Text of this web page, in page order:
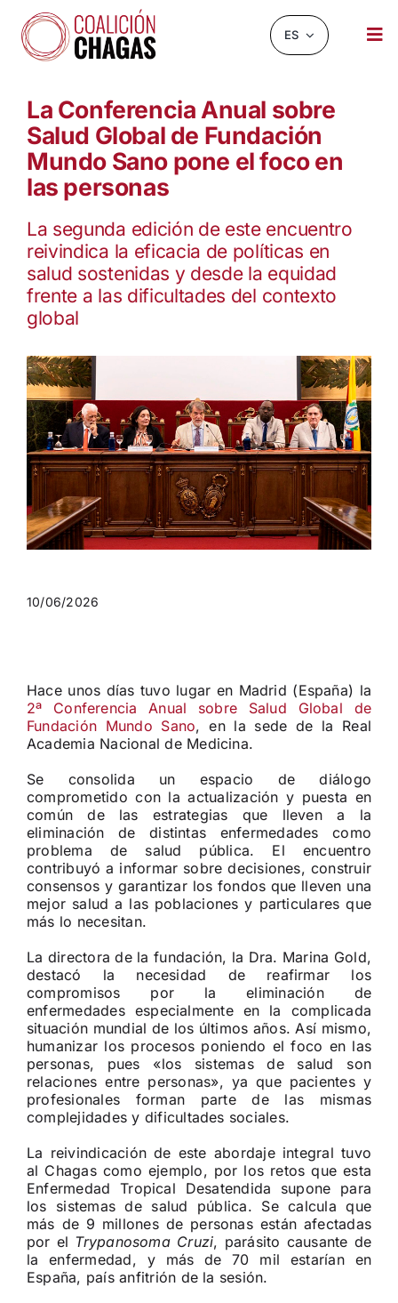
contenido
ES
SOBRE NOSOTROS
INFOCHAGAS
CHAGASCHAT
OBSERVATORIO
BUSCAR:
La Conferencia Anual sobre
Salud Global de Fundación
Mundo Sano pone el foco en
las personas
La segunda edición de este encuentro
reivindica la eficacia de políticas en
salud sostenidas y desde la equidad
frente a las dificultades del contexto
global
10/06/2026
Hace unos días tuvo lugar en Madrid (España) la
2ª Conferencia Anual sobre Salud Global de
Fundación Mundo Sano, en la sede de la Real
Academia Nacional de Medicina.
Se consolida un espacio de diálogo
comprometido con la actualización y puesta en
común de las estrategias que lleven a la
eliminación de distintas enfermedades como
problema de salud pública. El encuentro
contribuyó a informar sobre decisiones, construir
consensos y garantizar los fondos que lleven una
mejor salud a las poblaciones y particulares que
más lo necesitan.
La directora de la fundación, la Dra. Marina Gold,
destacó la necesidad de reafirmar los
compromisos por la eliminación de
enfermedades especialmente en la complicada
situación mundial de los últimos años. Así mismo,
humanizar los procesos poniendo el foco en las
personas, pues «los sistemas de salud son
relaciones entre personas», ya que pacientes y
profesionales forman parte de las mismas
complejidades y dificultades sociales.
La reivindicación de este abordaje integral tuvo
al Chagas como ejemplo, por los retos que esta
Enfermedad Tropical Desatendida supone para
los sistemas de salud pública. Se calcula que
más de 9 millones de personas están afectadas
por el Trypanosoma Cruzi, parásito causante de
la enfermedad, y más de 70 mil estarían en
España, país anfitrión de la sesión.